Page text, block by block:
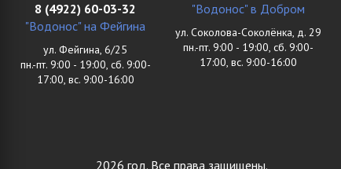
8 (4922) 60-03-32
"Водонос" на Фейгина
ул. Фейгина, 6/25
пн.-пт. 9:00 - 19:00, сб. 9:00-
17:00, вс. 9:00-16:00
"Водонос" в Добром
ул. Соколова-Соколёнка, д. 29
пн.-пт. 9:00 - 19:00, сб. 9:00-
17:00, вс. 9:00-16:00
2026 год. Все права защищены.